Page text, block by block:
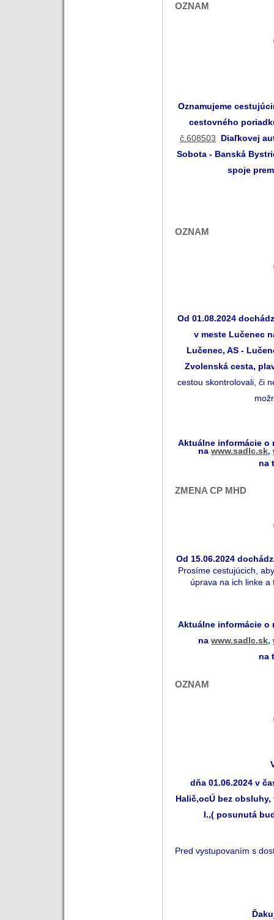
OZNAM
Oznamujeme
cestovného
č.608503
Diaľkovej
Sobota - Banská
spoje
OZNAM
Od 01.08.2024
v meste Lučenec
Lučenec, AS -
Zvolenská cesta,
cestou skontrolovali, či
Aktuálne informácie o
na www.sadlc.sk,
na
ZMENA CP MHD
Od 15.06.2024
Prosíme cestujúcich,
úprava na ich linke a
Aktuálne informácie o
na www.sadlc.sk,
na
OZNAM
dňa 01.06.2024 v
Halič,ocÚ bez
I.,( posunutá
Pred vystupovaním s